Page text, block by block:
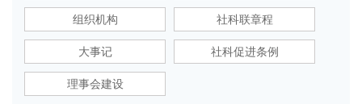
组织机构 社科联章程
大事记 社科促进条例
理事会建设